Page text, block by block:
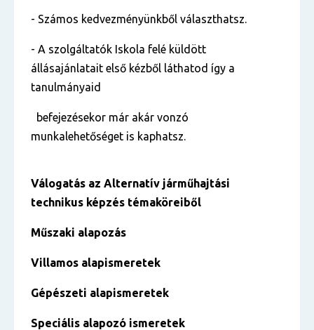
- Számos kedvezményünkből választhatsz.
- A szolgáltatók Iskola felé küldött
állásajánlatait első kézből láthatod így a
tanulmányaid
befejezésekor már akár vonzó
munkalehetőséget is kaphatsz.
Válogatás az Alternatív járműhajtási
technikus képzés témaköreiből
Műszaki alapozás
Villamos alapismeretek
Gépészeti alapismeretek
Speciális alapozó ismeretek